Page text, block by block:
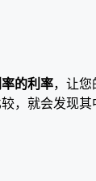
的利率，让您
，就会发现其